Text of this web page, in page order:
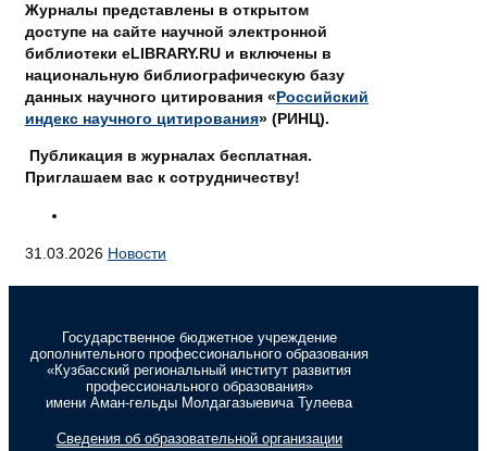
Журналы представлены в открытом
доступе на сайте научной электронной
библиотеки eLIBRARY.RU и включены в
национальную библиографическую базу
данных научного цитирования «Российский
индекс научного цитирования» (РИНЦ).
Публикация в журналах бесплатная.
Приглашаем вас к сотрудничеству!
31.03.2026 Новости
Государственное бюджетное учреждение
дополнительного профессионального образования
«Кузбасский региональный институт развития
профессионального образования»
имени Аман-гельды Молдагазыевича Тулеева
Сведения об образовательной организации